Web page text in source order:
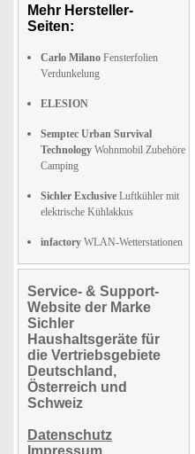
Mehr Hersteller-
Seiten:
Carlo Milano Fensterfolien
Verdunkelung
ELESION
Semptec Urban Survival
Technology Wohnmobil Zubehöre
Camping
Sichler Exclusive Luftkühler mit
elektrische Kühlakkus
infactory WLAN-Wetterstationen
Service- & Support-
Website der Marke
Sichler
Haushaltsgeräte für
die Vertriebsgebiete
Deutschland,
Österreich und
Schweiz
Datenschutz
Impressum